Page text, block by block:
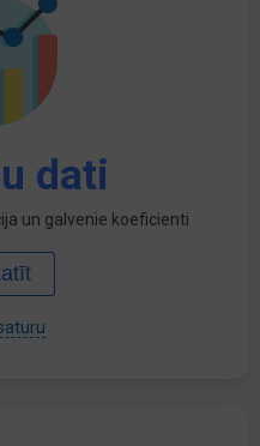
dati
un galvenie koeficienti